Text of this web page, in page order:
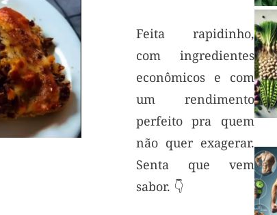
Feita rapidinho,
com ingredientes
econômicos e com
um rendimento
perfeito pra quem
não quer exagerar.
Senta que vem
sabor. 👇